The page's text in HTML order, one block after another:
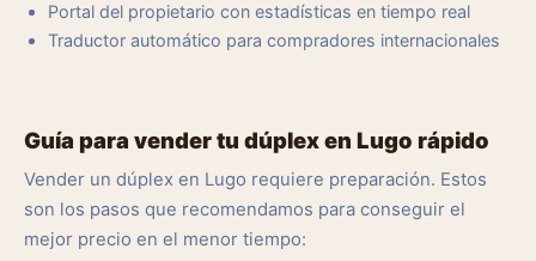
Portal del propietario con estadísticas en tiempo real
Traductor automático para compradores internacionales
Guía para vender tu dúplex en Lugo rápido
Vender un dúplex en Lugo requiere preparación. Estos
son los pasos que recomendamos para conseguir el
mejor precio en el menor tiempo: